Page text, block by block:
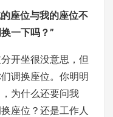
座位与我的座位不
一下吗？”
开坐很没意思，但
调换座位。你明明
为什么还要问我
座位？还是工作人